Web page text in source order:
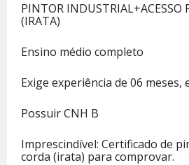
PINTOR INDUSTRIAL+ACESSO
(IRATA)
Ensino médio completo
Exige experiência de 06 meses,
Possuir CNH B
Imprescindível: Certificado de
corda (irata) para comprovar.